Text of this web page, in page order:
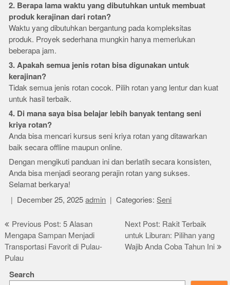
2. Berapa lama waktu yang dibutuhkan untuk membuat
produk kerajinan dari rotan?
Waktu yang dibutuhkan bergantung pada kompleksitas
produk. Proyek sederhana mungkin hanya memerlukan
beberapa jam.
3. Apakah semua jenis rotan bisa digunakan untuk
kerajinan?
Tidak semua jenis rotan cocok. Pilih rotan yang lentur dan kuat
untuk hasil terbaik.
4. Di mana saya bisa belajar lebih banyak tentang seni
kriya rotan?
Anda bisa mencari kursus seni kriya rotan yang ditawarkan
baik secara offline maupun online.
Dengan mengikuti panduan ini dan berlatih secara konsisten,
Anda bisa menjadi seorang perajin rotan yang sukses.
Selamat berkarya!
December 25, 2025 admin Categories:Seni
Post
navigation
Previous Post: 5 Alasan
Mengapa Sampan Menjadi
Transportasi Favorit di Pulau-
Pulau
Next Post: Rakit Terbaik
untuk Liburan: Pilihan yang
Wajib Anda Coba Tahun Ini
Search